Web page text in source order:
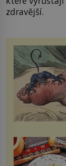
zdravější.